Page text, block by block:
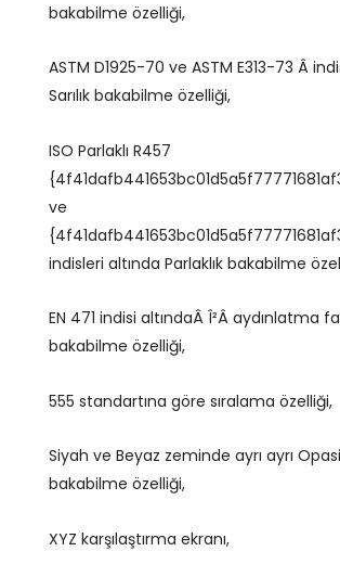
bakabilme özelliği,
ASTM D1925-70 ve ASTM E313-73 Â
Sarılık bakabilme özelliği,
ISO Parlaklı R457
ve
indisleri altında Parlaklık bakabilme
EN 471 indisi altındaÂ Î²Â aydınlatma
bakabilme özelliği,
555 standartına göre sıralama özelliği,
Siyah ve Beyaz zeminde ayrı ayrı
bakabilme özelliği,
XYZ karşılaştırma ekranı,